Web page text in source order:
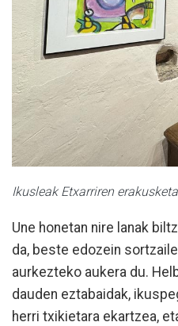
Ikusleak Etxarriren
Une honetan nire lanak
da, beste edozein
aurkezteko aukera du.
dauden eztabaidak,
herri txikietara ekartzea,